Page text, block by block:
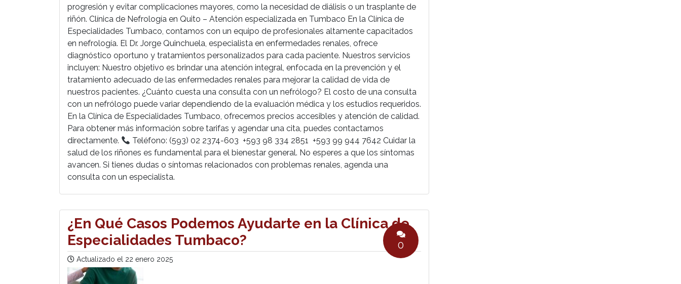
progresión y evitar complicaciones mayores, como la necesidad de diálisis o un trasplante de
riñón. Clínica de Nefrología en Quito – Atención especializada en Tumbaco En la Clínica de
Especialidades Tumbaco, contamos con un equipo de profesionales altamente capacitados
en nefrología. El Dr. Jorge Quinchuela, especialista en enfermedades renales, ofrece
diagnóstico oportuno y tratamientos personalizados para cada paciente. Nuestros servicios
incluyen: Nuestro objetivo es brindar una atención integral, enfocada en la prevención y el
tratamiento adecuado de las enfermedades renales para mejorar la calidad de vida de
nuestros pacientes. ¿Cuánto cuesta una consulta con un nefrólogo? El costo de una consulta
con un nefrólogo puede variar dependiendo de la evaluación médica y los estudios requeridos.
En la Clínica de Especialidades Tumbaco, ofrecemos precios accesibles y atención de calidad.
Para obtener más información sobre tarifas y agendar una cita, puedes contactarnos
directamente.
Teléfono: (593) 02 2374-603 +593 98 334 2851 +593 99 944 7642 Cuidar la
salud de los riñones es fundamental para el bienestar general. No esperes a que los síntomas
avancen. Si tienes dudas o síntomas relacionados con problemas renales, agenda una
consulta con un especialista.
¿En Qué Casos Podemos Ayudarte en la Clínica de
Especialidades Tumbaco?
Actualizado el 22 enero 2025
0